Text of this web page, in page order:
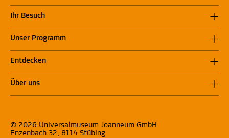
Ihr Besuch
Unser Programm
Entdecken
Über uns
© 2026 Universalmuseum Joanneum GmbH
Enzenbach 32, 8114 Stübing